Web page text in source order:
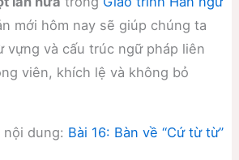
mới hôm nay sẽ giúp chúng ta
vựng và cấu trúc ngữ pháp liên
viên, khích lệ và không bỏ
dung: Bài 16: Bàn về “Cứ từ từ”